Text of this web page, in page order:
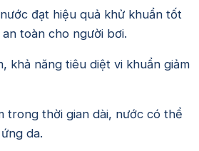
đạt hiệu quả khử khuẩn tốt
toàn cho người bơi.
khả năng tiêu diệt vi khuẩn giảm
trong thời gian dài, nước có thể
da.